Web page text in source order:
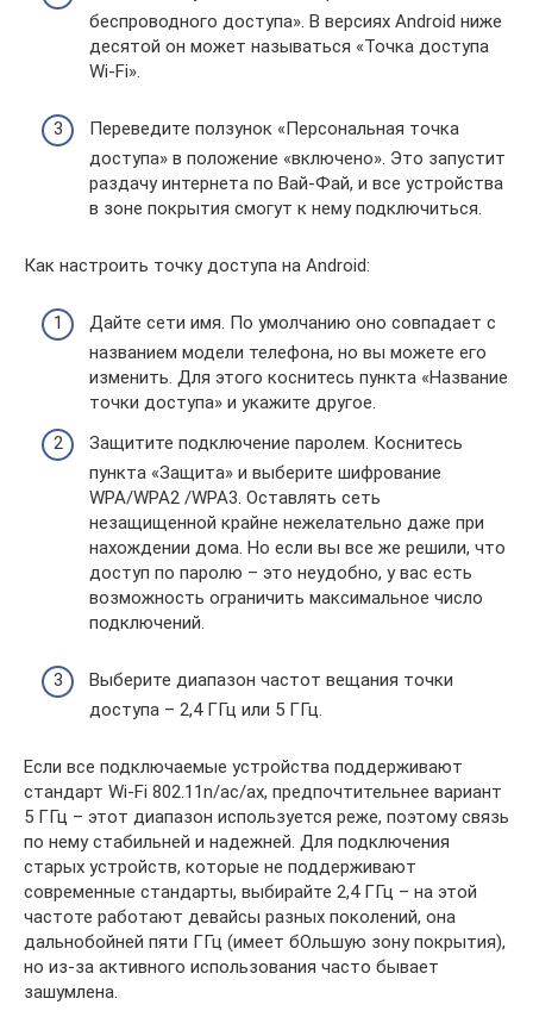
беспроводного доступа». В версиях Android ниже
десятой он может называться «Точка доступа
Wi-Fi».
Переведите ползунок «Персональная точка
доступа» в положение «включено». Это запустит
раздачу интернета по Вай-Фай, и все устройства
в зоне покрытия смогут к нему подключиться.
Как настроить точку доступа на Android:
Дайте сети имя. По умолчанию оно совпадает с
названием модели телефона, но вы можете его
изменить. Для этого коснитесь пункта «Название
точки доступа» и укажите другое.
Защитите подключение паролем. Коснитесь
пункта «Защита» и выберите шифрование
WPA/WPA2 /WPA3. Оставлять сеть
незащищенной крайне нежелательно даже при
нахождении дома. Но если вы все же решили, что
доступ по паролю – это неудобно, у вас есть
возможность ограничить максимальное число
подключений.
Выберите диапазон частот вещания точки
доступа – 2,4 ГГц или 5 ГГц.
Если все подключаемые устройства поддерживают
стандарт Wi-Fi 802.11n/ac/ax, предпочтительнее вариант
5 ГГц – этот диапазон используется реже, поэтому связь
по нему стабильней и надежней. Для подключения
старых устройств, которые не поддерживают
современные стандарты, выбирайте 2,4 ГГц – на этой
частоте работают девайсы разных поколений, она
дальнобойней пяти ГГц (имеет бОльшую зону покрытия),
но из-за активного использования часто бывает
зашумлена.